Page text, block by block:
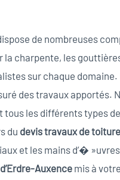
de nombreuses
la charpente, les
sur chaque
des travaux apportés.
les différents types
du devis travaux de toiture
et les mains d’�
Auxencemis à